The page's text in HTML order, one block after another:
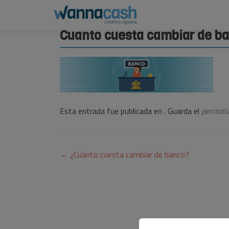
Cuanto cuesta cambiar de
Esta entrada fue publicada en . Guarda el
Navegación
← ¿Cuánto cuesta cambiar de banco?